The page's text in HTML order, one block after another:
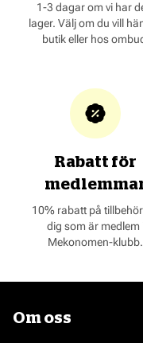
1-3 dagar om vi har
lager. Välj om du vill
butik eller hos
Rabatt för
10% rabatt på
dig som är medlem
Mekonomen-klubb.
Om oss